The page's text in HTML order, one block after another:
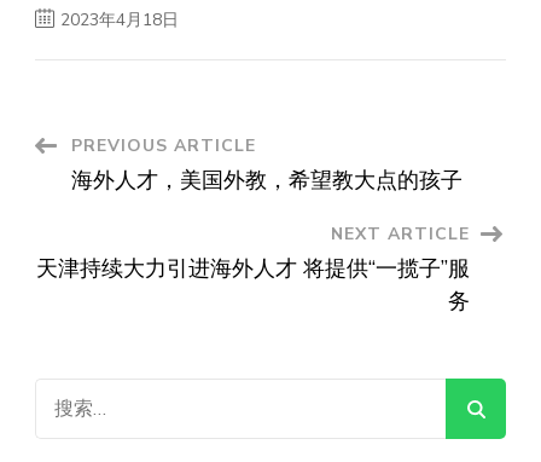
2023年4月18日
Post
Navigation
PREVIOUS ARTICLE
海外人才，美国外教，希望教大点的孩子
NEXT ARTICLE
天津持续大力引进海外人才 将提供“一揽子”服
务
索：